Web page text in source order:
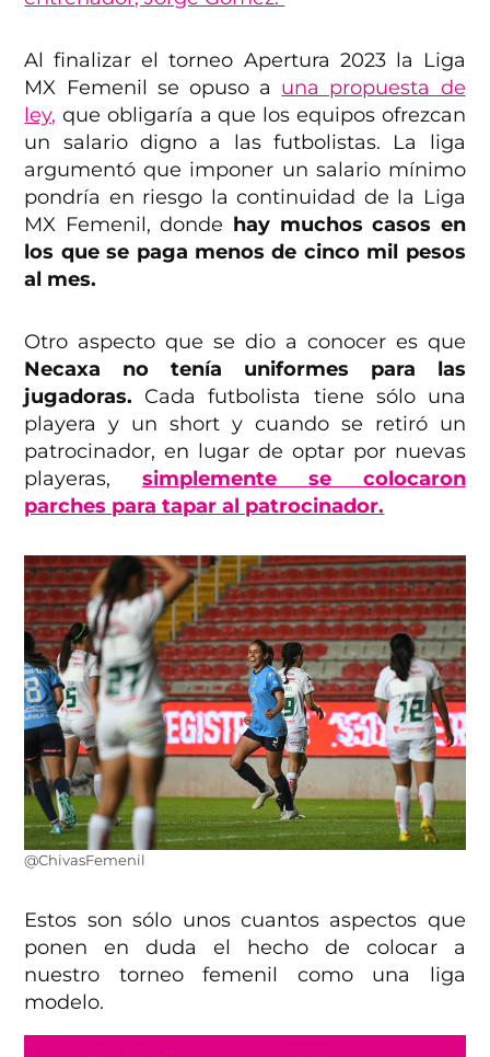
Al finalizar el torneo Apertura 2023 la Liga
MX Femenil se opuso a una propuesta de
ley, que obligaría a que los equipos ofrezcan
un salario digno a las futbolistas. La liga
argumentó que imponer un salario mínimo
pondría en riesgo la continuidad de la Liga
MX Femenil, donde hay muchos casos en
los que se paga menos de cinco mil pesos
al mes.
Otro aspecto que se dio a conocer es que
Necaxa no tenía uniformes para las
jugadoras. Cada futbolista tiene sólo una
playera y un short y cuando se retiró un
patrocinador, en lugar de optar por nuevas
playeras,
simplemente se colocaron
parches para tapar al patrocinador.
@ChivasFemenil
Estos son sólo unos cuantos aspectos que
ponen en duda el hecho de colocar a
nuestro torneo femenil como una liga
modelo.